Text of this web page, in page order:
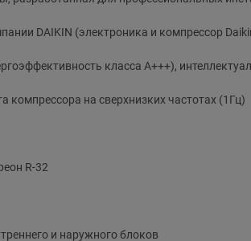
DAIKIN (электроника и компрессор
класса A+++),
компрессора на сверхнизких частотах (1Гц)
R-32
и наружного блоков